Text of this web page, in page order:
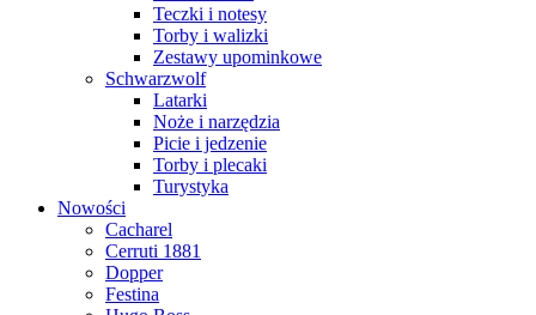
Teczki i notesy
Torby i walizki
Zestawy upominkowe
Schwarzwolf
Latarki
Noże i narzędzia
Picie i jedzenie
Torby i plecaki
Turystyka
Nowości
Cacharel
Cerruti 1881
Dopper
Festina